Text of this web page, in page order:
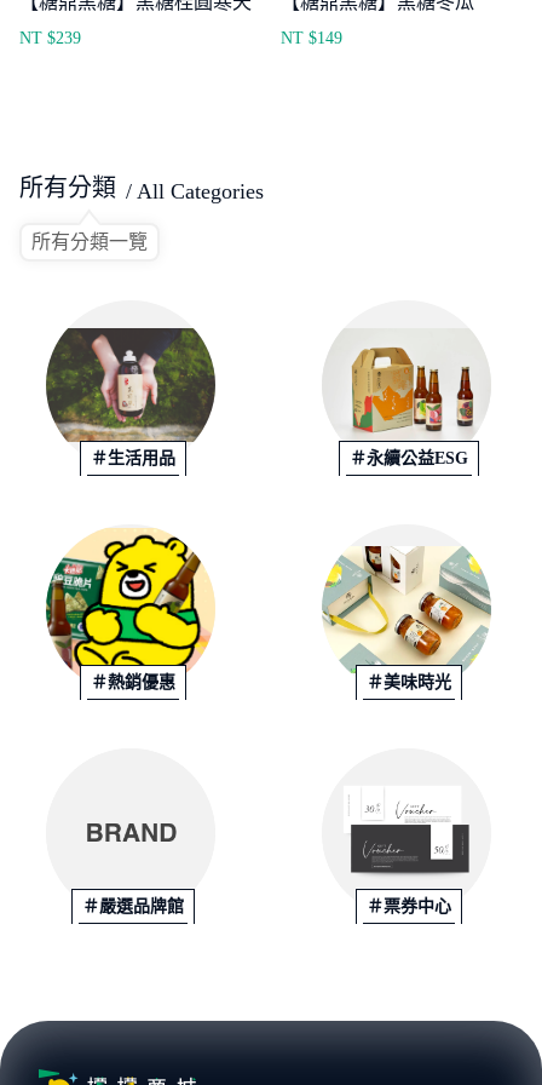
NT $239 NT $149
所有分類 / All Categories
所有分類一覽
＃生活用品 ＃永續公益ESG
＃熱銷優惠 ＃美味時光
＃嚴選品牌館 ＃票券中心